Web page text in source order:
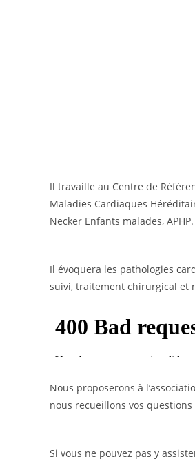
Il travaille au Centre de
Maladies Cardiaques
Necker Enfants malades, APHP.
Il évoquera les pathologies
suivi, traitement chirurgical et
Nous proposerons à
nous recueillons vos questions
Si vous ne pouvez pas y